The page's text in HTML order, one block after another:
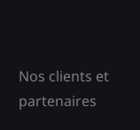
Nos clients et
partenaires